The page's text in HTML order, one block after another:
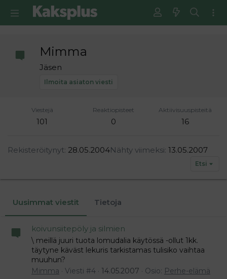
Ilmoita asiaton viesti
Mimma
Jäsen
Viestejä
101
Reaktiopisteet
0
Aktiivisuuspisteitä
16
Rekisteröitynyt 28.05.2004Nähty viimeksi 13.05.2007
Etsi
Uusimmat viestit Tietoja
koivunsiitepöly ja silmien
\ meillä juuri tuota lomudalia käytössä -ollut 1kk.
täytyne käväst lekuris tarkistamas tulisiko vaihtaa
muuhun?
Mimma
Viesti #4 14.05.2007 Osio: Perhe-elämä